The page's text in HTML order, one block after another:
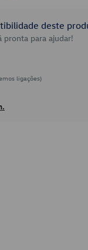
deste
pronta para ajudar!
ligações)